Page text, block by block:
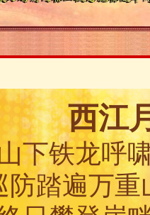
西江
下铁龙呼
防踏遍万